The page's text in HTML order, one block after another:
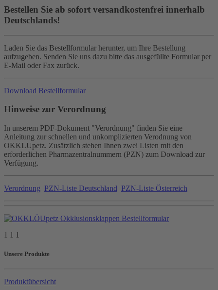
Bestellen Sie ab sofort versandkostenfrei innerhalb
Deutschlands!
Laden Sie das Bestellformular herunter, um Ihre Bestellung
aufzugeben. Senden Sie uns dazu bitte das ausgefüllte Formular per
E-Mail oder Fax zurück.
Download Bestellformular
Hinweise zur Verordnung
In unserem PDF-Dokument "Verordnung" finden Sie eine
Anleitung zur schnellen und unkomplizierten Verodnung von
OKKLUpetz. Zusätzlich stehen Ihnen zwei Listen mit den
erforderlichen Pharmazentralnummern (PZN) zum Download zur
Verfügung.
Verordnung PZN-Liste Deutschland PZN-Liste Österreich
1 1 1
Unsere Produkte
Produktübersicht